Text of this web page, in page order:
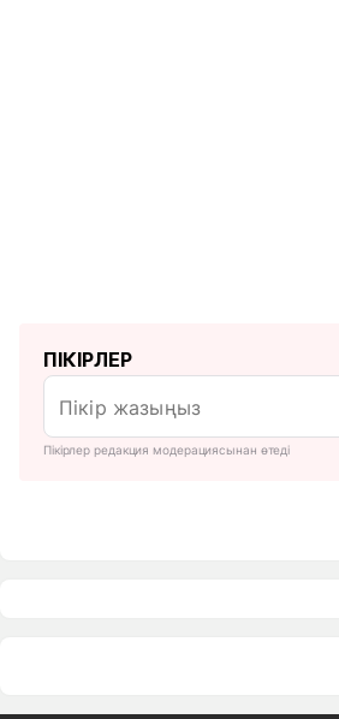
ПІКІРЛЕР
Пікірлер редакция модерациясынан өтеді